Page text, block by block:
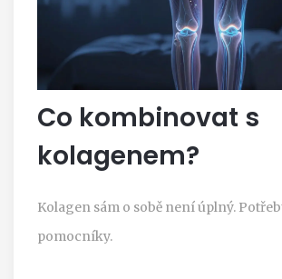
Co kombinovat s
kolagenem?
Kolagen sám o sobě není úplný.
pomocníky.